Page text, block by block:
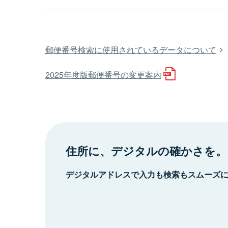
郵便番号検索に使用されているデータについて
2025年度版郵便番号の変更案内
住所に、デジタルの確かさを。
デジタルアドレスで入力も検索もスムーズ